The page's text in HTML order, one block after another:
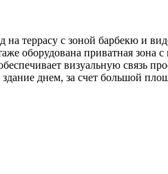
террасу с зоной барбекю и
оборудована приватная зона
визуальную связь
днем, за счет большой